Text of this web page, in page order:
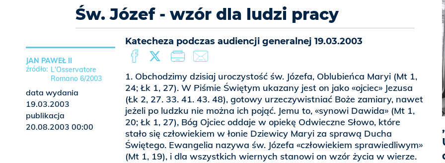
Św. Józef - wzór dla ludzi pracy
Katecheza podczas audiencji generalnej 19.03.2003
1. Obchodzimy dzisiaj uroczystość św. Józefa, Oblubieńca Maryi (Mt 1,
24; Łk 1, 27). W Piśmie Świętym ukazany jest on jako «ojciec» Jezusa
(Łk 2, 27. 33. 41. 43. 48), gotowy urzeczywistniać Boże zamiary, nawet
jeżeli po ludzku nie można ich pojąć. Jemu to, «synowi Dawida» (Mt 1,
20; Łk 1, 27), Bóg Ojciec oddaje w opiekę Odwieczne Słowo, które
stało się człowiekiem w łonie Dziewicy Maryi za sprawą Ducha
Świętego. Ewangelia nazywa św. Józefa «człowiekiem sprawiedliwym»
(Mt 1, 19), i dla wszystkich wiernych stanowi on wzór życia w wierze.
JAN PAWEŁ II
L'Osservatore
Romano 6/2003
data wydania
19.03.2003
publikacja
20.08.2003 00:00